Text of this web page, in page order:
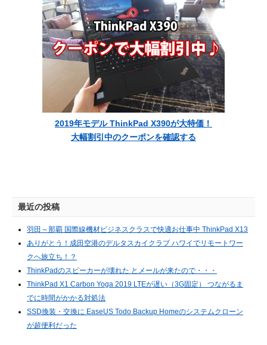
2019年モデル ThinkPad X390が大特価！
大幅割引中のクーポンを確認する
最近の投稿
羽田～那覇 国際線機材ビジネスクラスで快適お仕事中 ThinkPad X13
ありがとう！成田空港のデルタスカイクラブ ハワイでリモートワー
クへ旅立ち！？
ThinkPadのスピーカーが壊れた とメールが来たので・・・
ThinkPad X1 Carbon Yoga 2019 LTEが遅い（3G固定） つながるま
でに時間がかかる対処法
SSD換装・交換に EaseUS Todo Backup Homeのシステムクローン
が超便利だった